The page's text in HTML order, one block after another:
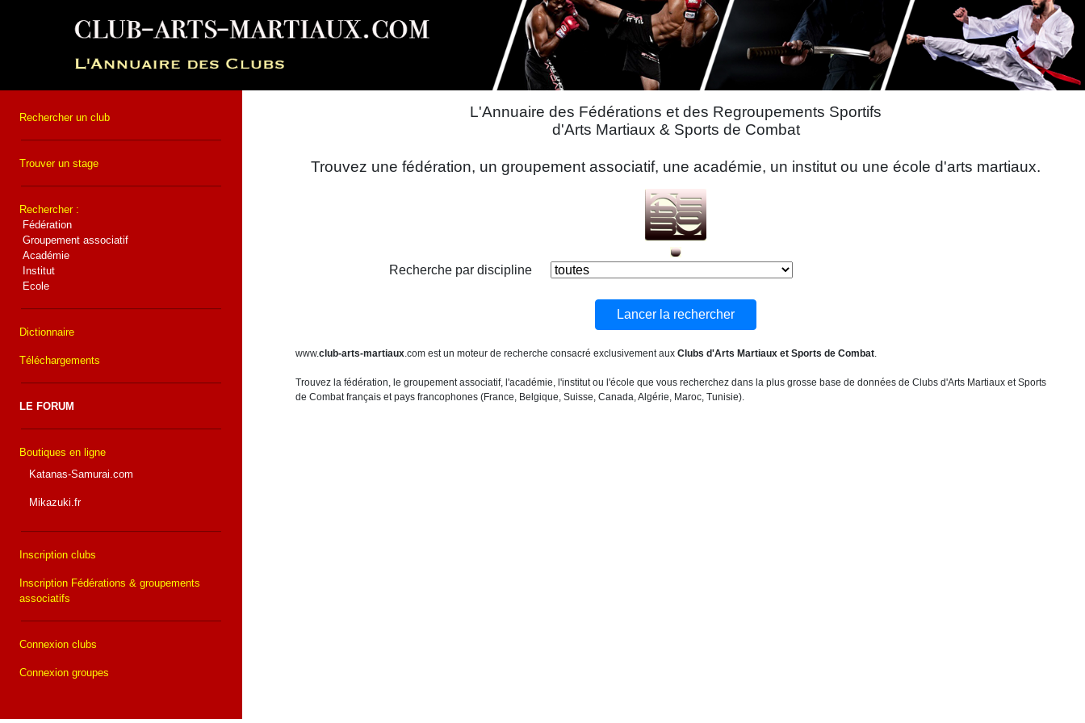
Rechercher un club
Trouver un stage
Rechercher :
Fédération
Groupement associatif
Académie
Institut
Ecole
Dictionnaire
Téléchargements
LE FORUM
Boutiques en ligne
Katanas-Samurai.com
Mikazuki.fr
Inscription clubs
Inscription Fédérations & groupements
associatifs
Connexion clubs
Connexion groupes
L'Annuaire des Fédérations et des Regroupements Sportifs
d'Arts Martiaux & Sports de Combat
Trouvez une fédération, un groupement associatif, une académie, un institut ou une école d'arts martiaux.
Recherche par discipline
www.club-arts-martiaux.com est un moteur de recherche consacré exclusivement aux Clubs d'Arts Martiaux et Sports de Combat.
Trouvez la fédération, le groupement associatif, l'académie, l'institut ou l'école que vous recherchez dans la plus grosse base de données de Clubs d'Arts Martiaux et Sports
de Combat français et pays francophones (France, Belgique, Suisse, Canada, Algérie, Maroc, Tunisie).